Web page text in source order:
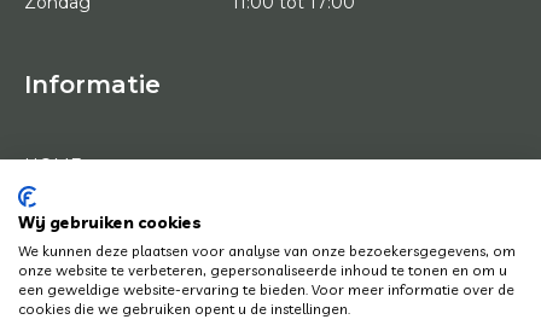
Informatie
HOME
KUNSTENAARS
KUNSTWERKEN
HOE WERKT HET
NEWS
CONTACT
Wij gebruiken cookies
We kunnen deze plaatsen voor analyse van onze bezoekersgegevens, om
onze website te verbeteren, gepersonaliseerde inhoud te tonen en om u
een geweldige website-ervaring te bieden. Voor meer informatie over de
cookies die we gebruiken opent u de instellingen.